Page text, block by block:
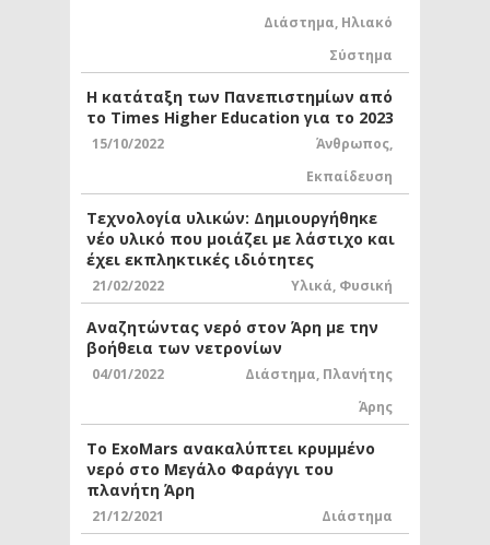
Διάστημα, Ηλιακό
Σύστημα
Η κατάταξη των Πανεπιστημίων από
το Times Higher Education για το 2023
15/10/2022 Άνθρωπος,
Εκπαίδευση
Τεχνολογία υλικών: Δημιουργήθηκε
νέο υλικό που μοιάζει με λάστιχο και
έχει εκπληκτικές ιδιότητες
21/02/2022 Υλικά, Φυσική
Αναζητώντας νερό στον Άρη με την
βοήθεια των νετρονίων
04/01/2022 Διάστημα, Πλανήτης
Άρης
Το ExoMars ανακαλύπτει κρυμμένο
νερό στο Μεγάλο Φαράγγι του
πλανήτη Άρη
21/12/2021 Διάστημα